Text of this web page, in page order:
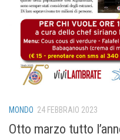
MONDO 24 FEBBRAIO 2023
Otto marzo tutto